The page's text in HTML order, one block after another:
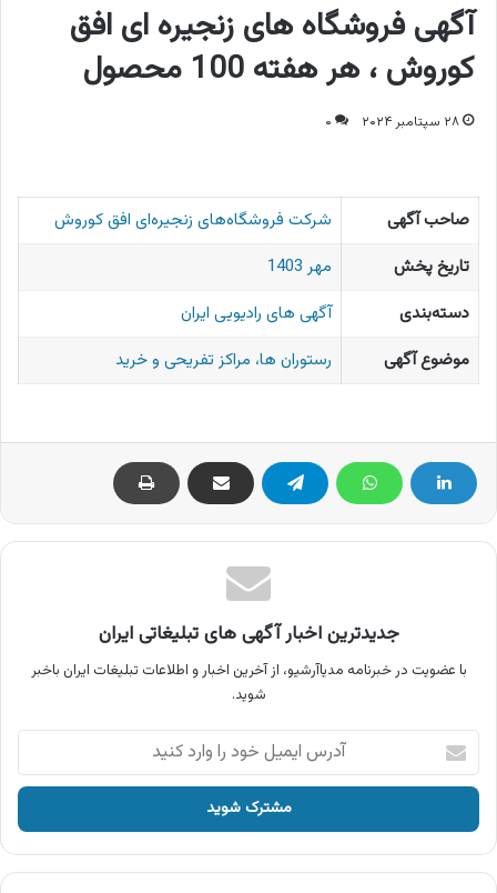
آگهی فروشگاه های زنجیره ای افق
کوروش ، هر هفته 100 محصول
۲۸ سپتامبر ۲۰۲۴ ۰
صاحب آگهی
شرکت فروشگاه‌های زنجیره‌ای افق کوروش
تاریخ پخش
مهر 1403
دسته‌بندی
آگهی های رادیویی ایران
موضوع آگهی
رستوران ها، مراکز تفریحی و خرید
جدیدترین اخبار آگهی های تبلیغاتی ایران
با عضویت در خبرنامه مدیاآرشیو، از آخرین اخبار و اطلاعات تبلیغات ایران باخبر
شوید.
آدرس
ایمیل
خود
وارد
کنید